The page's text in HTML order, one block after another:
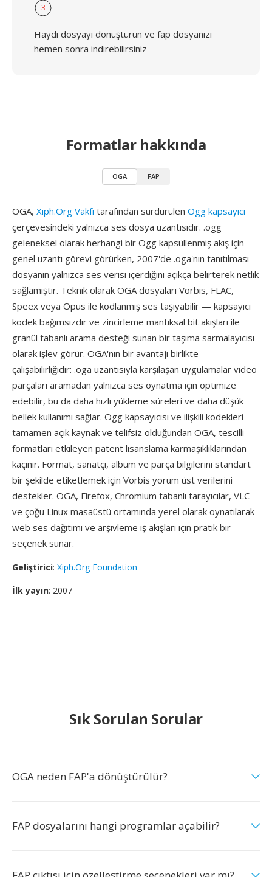
3
Haydi dosyayı dönüştürün ve fap dosyanızı
hemen sonra indirebilirsiniz
Formatlar hakkında
OGA FAP
OGA, Xiph.Org Vakfı tarafından sürdürülen Ogg kapsayıcı
çerçevesindeki yalnızca ses dosya uzantısıdır. .ogg
geleneksel olarak herhangi bir Ogg kapsüllenmiş akış için
genel uzantı görevi görürken, 2007'de .oga'nın tanıtılması
dosyanın yalnızca ses verisi içerdiğini açıkça belirterek netlik
sağlamıştır. Teknik olarak OGA dosyaları Vorbis, FLAC,
Speex veya Opus ile kodlanmış ses taşıyabilir — kapsayıcı
kodek bağımsızdır ve zincirleme mantıksal bit akışları ile
granül tabanlı arama desteği sunan bir taşıma sarmalayıcısı
olarak işlev görür. OGA'nın bir avantajı birlikte
çalışabilirliğidir: .oga uzantısıyla karşılaşan uygulamalar video
parçaları aramadan yalnızca ses oynatma için optimize
edebilir, bu da daha hızlı yükleme süreleri ve daha düşük
bellek kullanımı sağlar. Ogg kapsayıcısı ve ilişkili kodekleri
tamamen açık kaynak ve telifsiz olduğundan OGA, tescilli
formatları etkileyen patent lisanslama karmaşıklıklarından
kaçınır. Format, sanatçı, albüm ve parça bilgilerini standart
bir şekilde etiketlemek için Vorbis yorum üst verilerini
destekler. OGA, Firefox, Chromium tabanlı tarayıcılar, VLC
ve çoğu Linux masaüstü ortamında yerel olarak oynatılarak
web ses dağıtımı ve arşivleme iş akışları için pratik bir
seçenek sunar.
Geliştirici: Xiph.Org Foundation
İlk yayın: 2007
Sık Sorulan Sorular
OGA neden FAP'a dönüştürülür?
FAP dosyalarını hangi programlar açabilir?